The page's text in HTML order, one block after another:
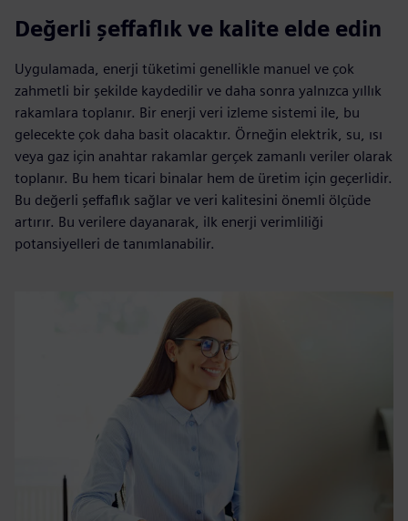
Değerli şeffaflık ve kalite elde edin
Uygulamada, enerji tüketimi genellikle manuel ve çok
zahmetli bir şekilde kaydedilir ve daha sonra yalnızca yıllık
rakamlara toplanır. Bir enerji veri izleme sistemi ile, bu
gelecekte çok daha basit olacaktır. Örneğin elektrik, su, ısı
veya gaz için anahtar rakamlar gerçek zamanlı veriler olarak
toplanır. Bu hem ticari binalar hem de üretim için geçerlidir.
Bu değerli şeffaflık sağlar ve veri kalitesini önemli ölçüde
artırır. Bu verilere dayanarak, ilk enerji verimliliği
potansiyelleri de tanımlanabilir.